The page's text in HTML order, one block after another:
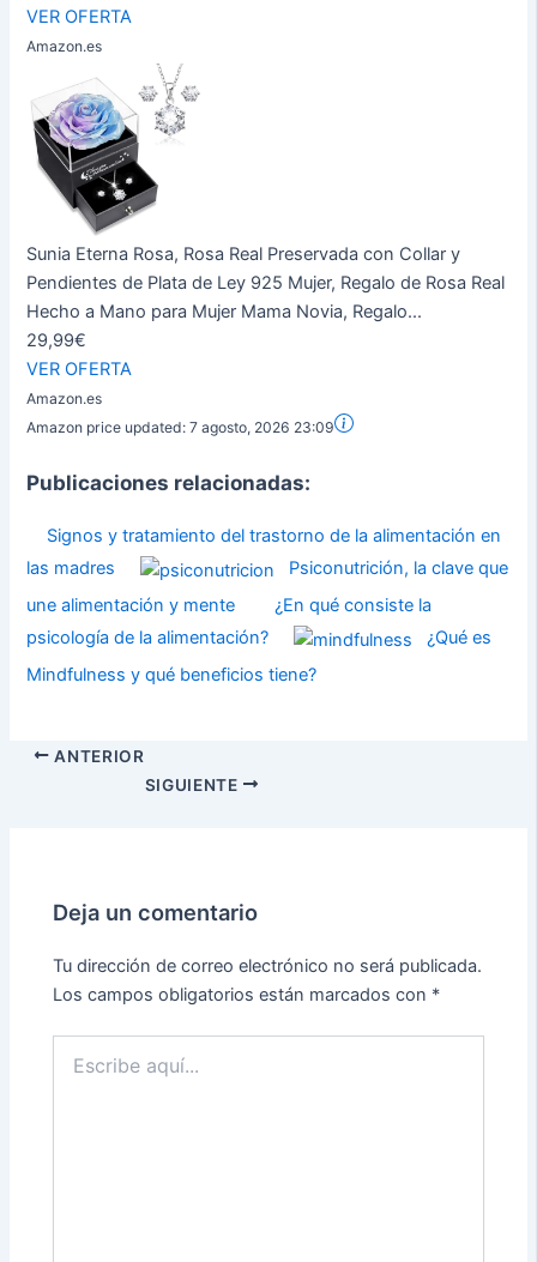
VER OFERTA
Amazon.es
Sunia Eterna Rosa, Rosa Real Preservada con Collar y
Pendientes de Plata de Ley 925 Mujer, Regalo de Rosa Real
Hecho a Mano para Mujer Mama Novia, Regalo...
29,99€
VER OFERTA
Amazon.es
Amazon price updated:7 agosto, 2026 23:09
Publicaciones relacionadas:
Signos y tratamiento del trastorno de la alimentación en
las madres
Psiconutrición, la clave que
une alimentación y mente
¿En qué consiste la
psicología de la alimentación?
¿Qué es
Mindfulness y qué beneficios tiene?
ANTERIOR
SIGUIENTE
Deja un comentario
Tu dirección de correo electrónico no será publicada.
Los campos obligatorios están marcados con *
aquí...